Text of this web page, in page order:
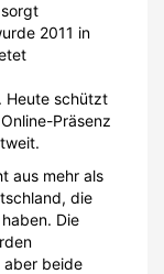
sorgt
2011 in
. Heute schützt
Präsenz
aus mehr als
die
Die
aber beide